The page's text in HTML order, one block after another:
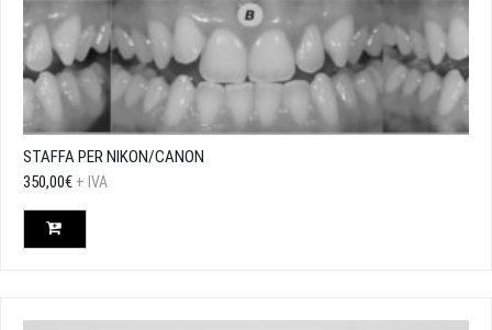
STAFFA PER NIKON/CANON
350,00€ + IVA